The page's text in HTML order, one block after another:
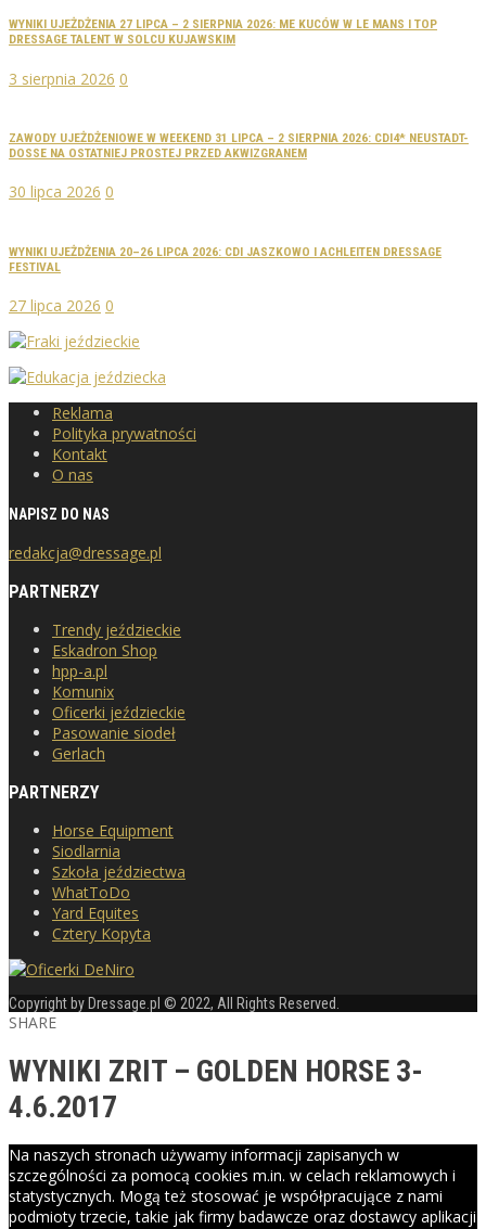
WYNIKI UJEŻDŻENIA 27 LIPCA – 2 SIERPNIA 2026: ME KUCÓW W LE MANS I TOP
DRESSAGE TALENT W SOLCU KUJAWSKIM
3 sierpnia 2026 0
ZAWODY UJEŻDŻENIOWE W WEEKEND 31 LIPCA – 2 SIERPNIA 2026: CDI4* NEUSTADT-
DOSSE NA OSTATNIEJ PROSTEJ PRZED AKWIZGRANEM
30 lipca 2026 0
WYNIKI UJEŻDŻENIA 20–26 LIPCA 2026: CDI JASZKOWO I ACHLEITEN DRESSAGE
FESTIVAL
27 lipca 2026 0
Reklama
Polityka prywatności
Kontakt
O nas
NAPISZ DO NAS
redakcja@dressage.pl
PARTNERZY
Trendy jeździeckie
Eskadron Shop
hpp-a.pl
Komunix
Oficerki jeździeckie
Pasowanie siodeł
Gerlach
PARTNERZY
Horse Equipment
Siodlarnia
Szkoła jeździectwa
WhatToDo
Yard Equites
Cztery Kopyta
Copyright by Dressage.pl © 2022, All Rights Reserved.
SHARE
WYNIKI ZRIT – GOLDEN HORSE 3-
4.6.2017
Na naszych stronach używamy informacji zapisanych w
szczególności za pomocą cookies m.in. w celach reklamowych i
statystycznych. Mogą też stosować je współpracujące z nami
podmioty trzecie, takie jak firmy badawcze oraz dostawcy aplikacji